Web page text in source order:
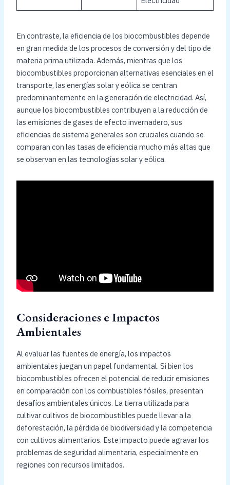
En contraste, la eficiencia de los biocombustibles depende
en gran medida de los procesos de conversión y del tipo de
materia prima utilizada. Además, mientras que los
biocombustibles proporcionan alternativas esenciales en el
transporte, las energías solar y eólica se centran
predominantemente en la generación de electricidad. Así,
aunque los biocombustibles contribuyen a la reducción de
las emisiones de gases de efecto invernadero, sus
eficiencias de sistema generales son cruciales cuando se
comparan con las tasas de eficiencia mucho más altas que
se observan en las tecnologías solar y eólica.
Consideraciones e Impactos
Ambientales
Al evaluar las fuentes de energía, los impactos
ambientales juegan un papel fundamental. Si bien los
biocombustibles ofrecen el potencial de reducir emisiones
en comparación con los combustibles fósiles, presentan
desafíos ambientales únicos. La tierra utilizada para
cultivar cultivos de biocombustibles puede llevar a la
deforestación, la pérdida de biodiversidad y la competencia
con cultivos alimentarios. Este impacto puede agravar los
problemas de seguridad alimentaria, especialmente en
regiones con recursos limitados.